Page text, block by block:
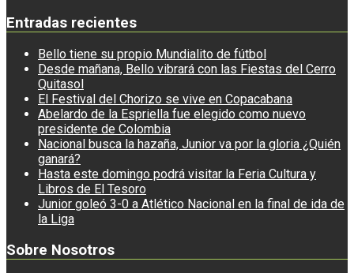
Entradas recientes
Bello tiene su propio Mundialito de fútbol
Desde mañana, Bello vibrará con las Fiestas del Cerro
Quitasol
El Festival del Chorizo se vive en Copacabana
Abelardo de la Espriella fue elegido como nuevo
presidente de Colombia
Nacional busca la hazaña, Junior va por la gloria ¿Quién
ganará?
Hasta este domingo podrá visitar la Feria Cultura y
Libros de El Tesoro
Junior goleó 3-0 a Atlético Nacional en la final de ida de
la Liga
Sobre Nosotros